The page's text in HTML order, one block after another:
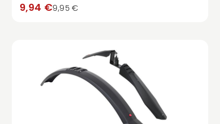
9,94 €9,95 €